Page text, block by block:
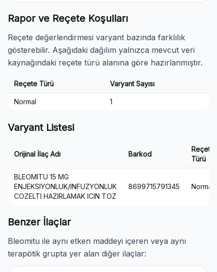
Rapor ve Reçete Koşulları
Reçete değerlendirmesi varyant bazında farklılık
gösterebilir. Aşağıdaki dağılım yalnızca mevcut veri
kaynağındaki reçete türü alanına göre hazırlanmıştır.
Reçete Türü Varyant Sayısı
Normal 1
Varyant Listesi
Orijinal İlaç Adı Barkod
Reçete
Türü
BLEOMITU 15 MG
ENJEKSIYONLUK/INFUZYONLUK
COZELTI HAZIRLAMAK ICIN TOZ
8699715791345 Normal
Benzer İlaçlar
Bleomitu ile aynı etken maddeyi içeren veya aynı
terapötik grupta yer alan diğer ilaçlar: